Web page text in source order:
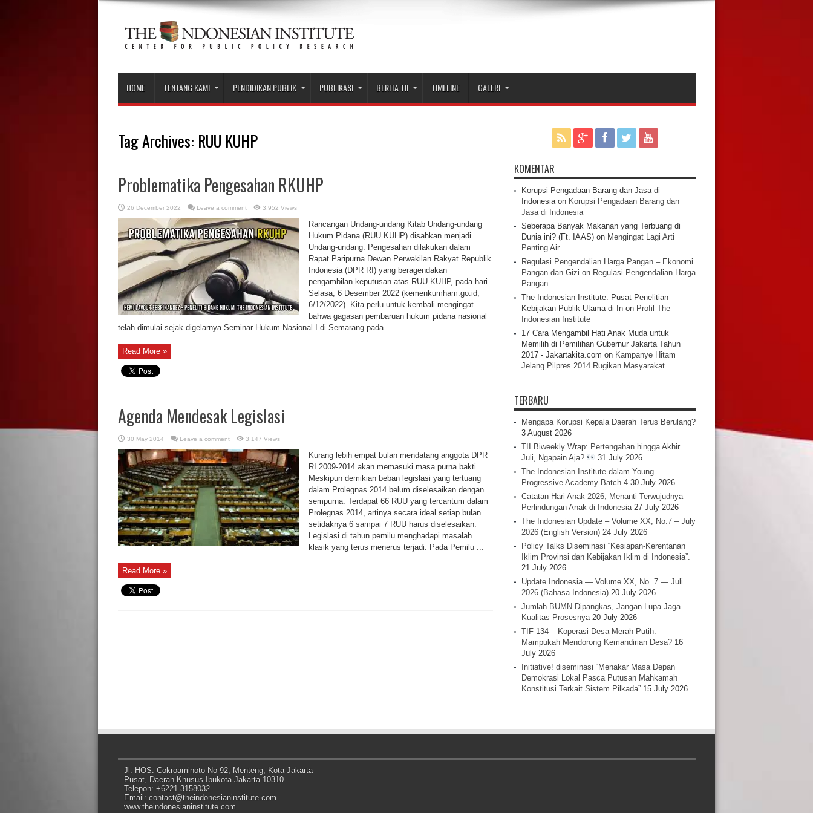
HOME TENTANG KAMI PENDIDIKAN PUBLIK PUBLIKASI BERITA TII TIMELINE GALERI
Tag Archives: RUU KUHP
Problematika Pengesahan RKUHP
26 December 2022 Leave a comment 3,952 Views
Rancangan Undang-undang Kitab Undang-undang
Hukum Pidana (RUU KUHP) disahkan menjadi
Undang-undang. Pengesahan dilakukan dalam
Rapat Paripurna Dewan Perwakilan Rakyat Republik
Indonesia (DPR RI) yang beragendakan
pengambilan keputusan atas RUU KUHP, pada hari
Selasa, 6 Desember 2022 (kemenkumham.go.id,
6/12/2022). Kita perlu untuk kembali mengingat
bahwa gagasan pembaruan hukum pidana nasional
telah dimulai sejak digelarnya Seminar Hukum Nasional I di Semarang pada ...
Read More »
Agenda Mendesak Legislasi
30 May 2014 Leave a comment 3,147 Views
Kurang lebih empat bulan mendatang anggota DPR
RI 2009-2014 akan memasuki masa purna bakti.
Meskipun demikian beban legislasi yang tertuang
dalam Prolegnas 2014 belum diselesaikan dengan
sempurna. Terdapat 66 RUU yang tercantum dalam
Prolegnas 2014, artinya secara ideal setiap bulan
setidaknya 6 sampai 7 RUU harus diselesaikan.
Legislasi di tahun pemilu menghadapi masalah
klasik yang terus menerus terjadi. Pada Pemilu ...
Read More »
KOMENTAR
Korupsi Pengadaan Barang dan Jasa di
Indonesiaon Korupsi Pengadaan Barang dan
Jasa di Indonesia
Seberapa Banyak Makanan yang Terbuang di
Dunia ini? (Ft. IAAS)on Mengingat Lagi Arti
Penting Air
Regulasi Pengendalian Harga Pangan – Ekonomi
Pangan dan Gizi on Regulasi Pengendalian Harga
Pangan
The Indonesian Institute: Pusat Penelitian
Kebijakan Publik Utama di Inon Profil The
Indonesian Institute
17 Cara Mengambil Hati Anak Muda untuk
Memilih di Pemilihan Gubernur Jakarta Tahun
2017 - Jakartakita.com on Kampanye Hitam
Jelang Pilpres 2014 Rugikan Masyarakat
TERBARU
Mengapa Korupsi Kepala Daerah Terus Berulang?
3 August 2026
TII Biweekly Wrap: Pertengahan hingga Akhir
Juli, Ngapain Aja?
31 July 2026
The Indonesian Institute dalam Young
Progressive Academy Batch 4 30 July 2026
Catatan Hari Anak 2026, Menanti Terwujudnya
Perlindungan Anak di Indonesia 27 July 2026
The Indonesian Update – Volume XX, No.7 – July
2026 (English Version) 24 July 2026
Policy Talks Diseminasi “Kesiapan-Kerentanan
Iklim Provinsi dan Kebijakan Iklim di Indonesia”.
21 July 2026
Update Indonesia — Volume XX, No. 7 — Juli
2026 (Bahasa Indonesia) 20 July 2026
Jumlah BUMN Dipangkas, Jangan Lupa Jaga
Kualitas Prosesnya 20 July 2026
TIF 134 – Koperasi Desa Merah Putih:
Mampukah Mendorong Kemandirian Desa? 16
July 2026
Initiative! diseminasi “Menakar Masa Depan
Demokrasi Lokal Pasca Putusan Mahkamah
Konstitusi Terkait Sistem Pilkada” 15 July 2026
Jl. HOS. Cokroaminoto No 92, Menteng, Kota Jakarta
Pusat, Daerah Khusus Ibukota Jakarta 10310
Telepon: +6221 3158032
Email: contact@theindonesianinstitute.com
www.theindonesianinstitute.com